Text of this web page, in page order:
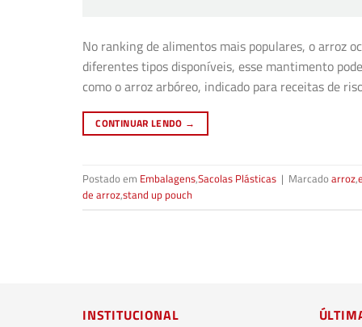
No ranking de alimentos mais populares, o arroz
diferentes tipos disponíveis, esse mantimento
como o arroz arbóreo, indicado para receitas de
CONTINUAR LENDO →
Postado em Embalagens,Sacolas Plásticas | Marcadoarroz,
de arroz,stand up pouch
INSTITUCIONAL